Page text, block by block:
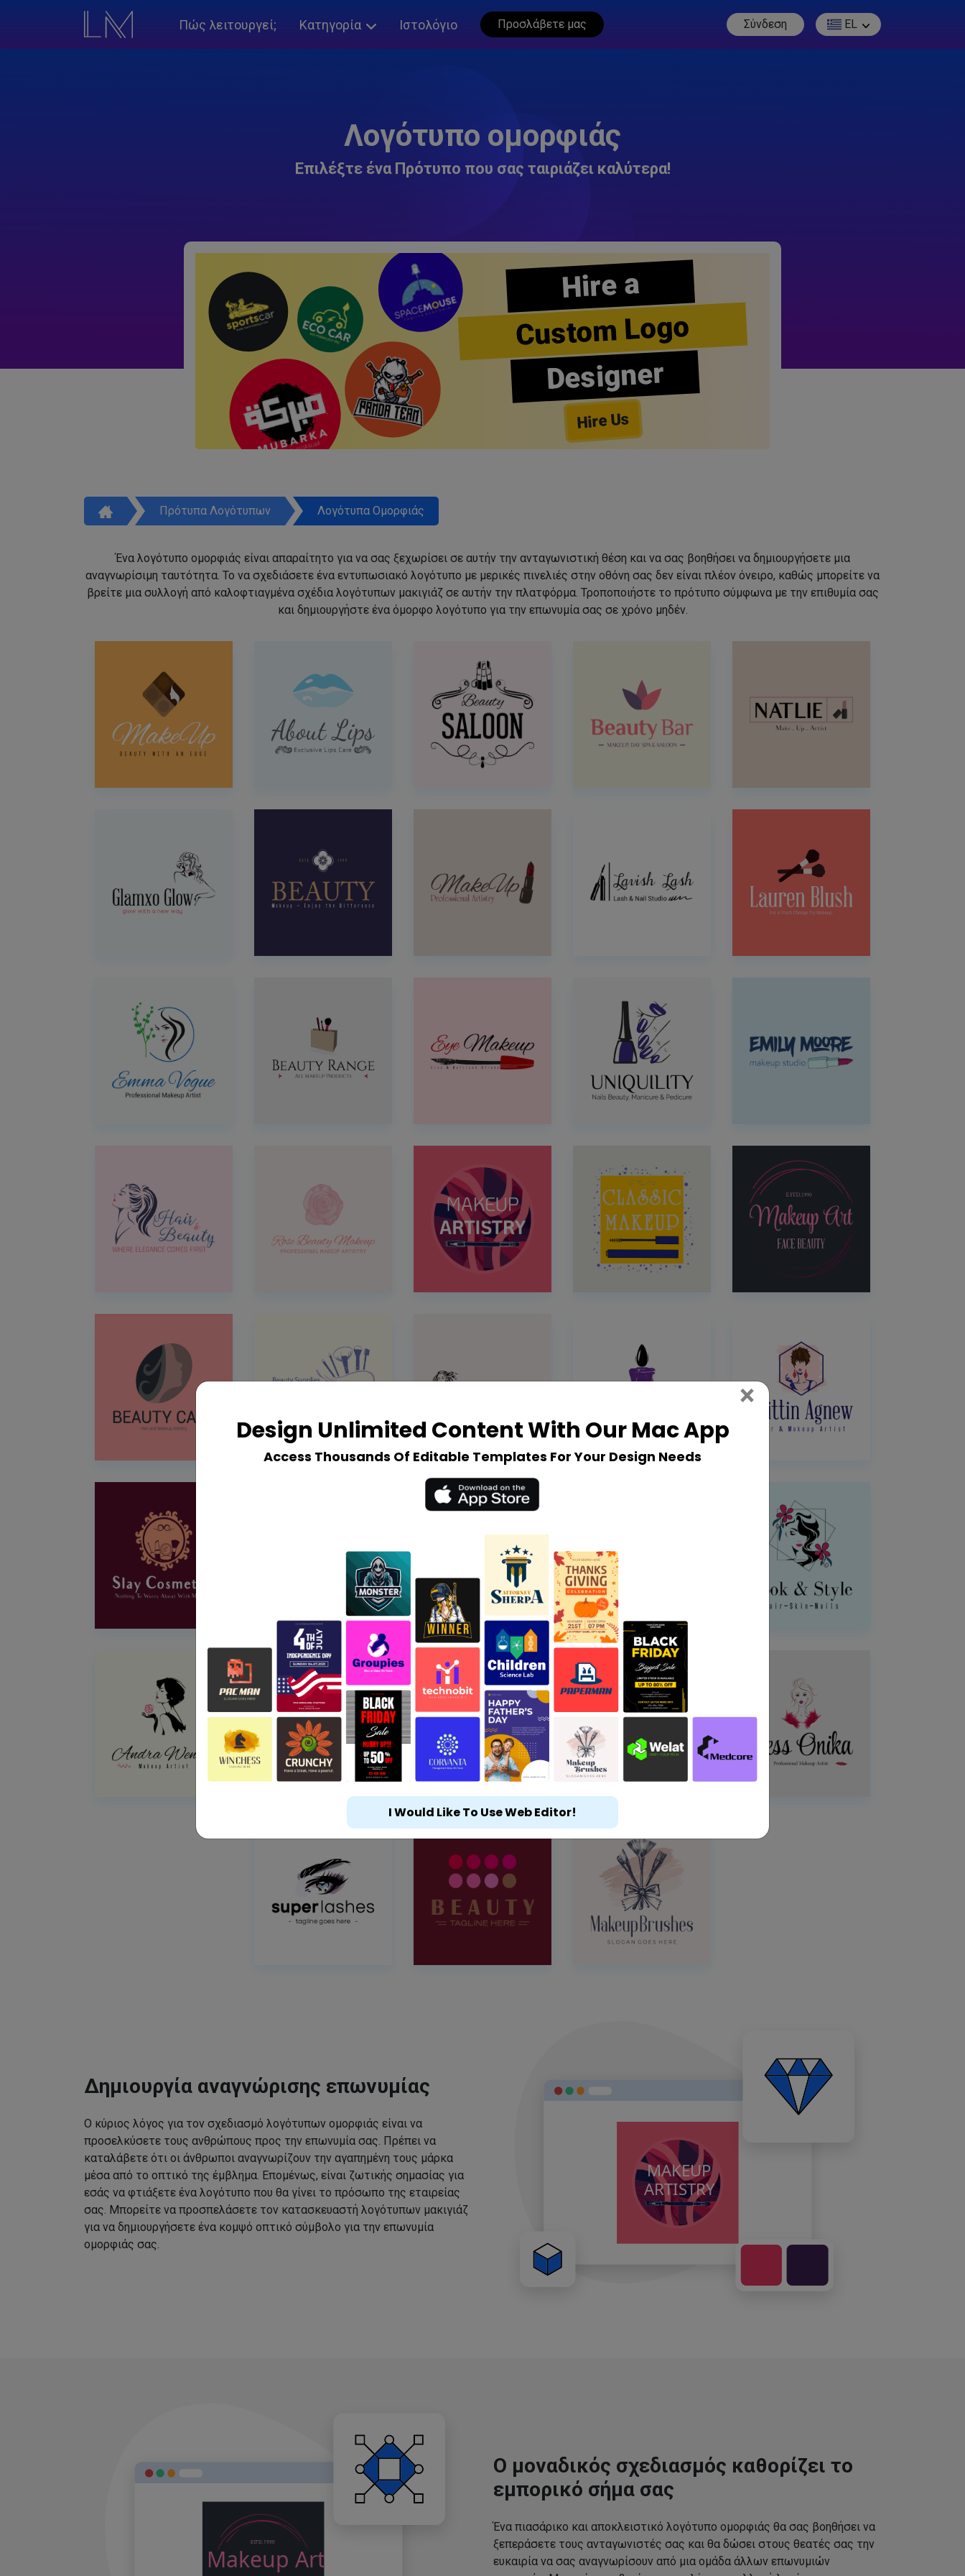
Πώς λειτουργεί; Κατηγορία Ιστολόγιο Προσλάβετε μας Σύνδεση EL
Λογότυπο ομορφιάς
Επιλέξτε ένα Πρότυπο που σας ταιριάζει καλύτερα!
Hire a
Custom Logo
Designer
Hire Us
Πρότυπα Λογότυπων Λογότυπα Ομορφιάς
Ένα λογότυπο ομορφιάς είναι απαραίτητο για να σας ξεχωρίσει σε αυτήν την ανταγωνιστική θέση και να σας βοηθήσει να δημιουργήσετε μια
αναγνωρίσιμη ταυτότητα. Το να σχεδιάσετε ένα εντυπωσιακό λογότυπο με μερικές πινελιές στην οθόνη σας δεν είναι πλέον όνειρο, καθώς μπορείτε να
βρείτε μια συλλογή από καλοφτιαγμένα σχέδια λογότυπων μακιγιάζ σε αυτήν την πλατφόρμα. Τροποποιήστε το πρότυπο σύμφωνα με την επιθυμία σας
και δημιουργήστε ένα όμορφο λογότυπο για την επωνυμία σας σε χρόνο μηδέν.
Δημιουργία αναγνώρισης επωνυμίας
Ο κύριος λόγος για τον σχεδιασμό λογότυπων ομορφιάς είναι να
προσελκύσετε τους ανθρώπους προς την επωνυμία σας. Πρέπει να
καταλάβετε ότι οι άνθρωποι αναγνωρίζουν την αγαπημένη τους μάρκα
μέσα από το οπτικό της έμβλημα. Επομένως, είναι ζωτικής σημασίας για
εσάς να φτιάξετε ένα λογότυπο που θα γίνει το πρόσωπο της εταιρείας
σας. Μπορείτε να προσπελάσετε τον κατασκευαστή λογότυπων μακιγιάζ
για να δημιουργήσετε ένα κομψό οπτικό σύμβολο για την επωνυμία
ομορφιάς σας.
Ο μοναδικός σχεδιασμός καθορίζει το
εμπορικό σήμα σας
Ένα πιασάρικο και αποκλειστικό λογότυπο ομορφιάς θα σας βοηθήσει να
ξεπεράσετε τους ανταγωνιστές σας και θα δώσει στους θεατές σας την
ευκαιρία να σας αναγνωρίσουν από μια ομάδα άλλων επωνυμιών
Design Unlimited Content With Our Mac App
Access Thousands Of Editable Templates For Your Design Needs
× Close
I Would Like To Use Web Editor!